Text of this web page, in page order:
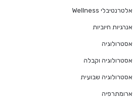
אלטרנטיבלי Wellness
אנרגיות חיוביות
אסטרולוגיה
אסטרולוגיה וקבלה
אסטרולוגיה שבועית
ארומתרפיה